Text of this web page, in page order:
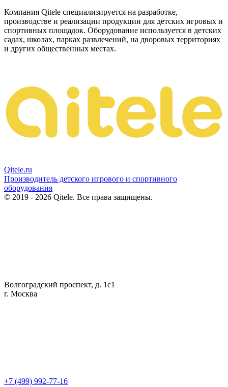
Компания Qitele специализируется на разработке,
производстве и реализации продукции для детских игровых и
спортивных площадок. Оборудование используется в детских
садах, школах, парках развлечений, на дворовых территориях
и других общественных местах.
Qitele.ru
Производитель детского игрового и спортивного
оборудования
© 2019 - 2026 Qitele. Все права защищены.
Волгоградский проспект, д. 1с1
г. Москва
+7 (499) 992-77-16